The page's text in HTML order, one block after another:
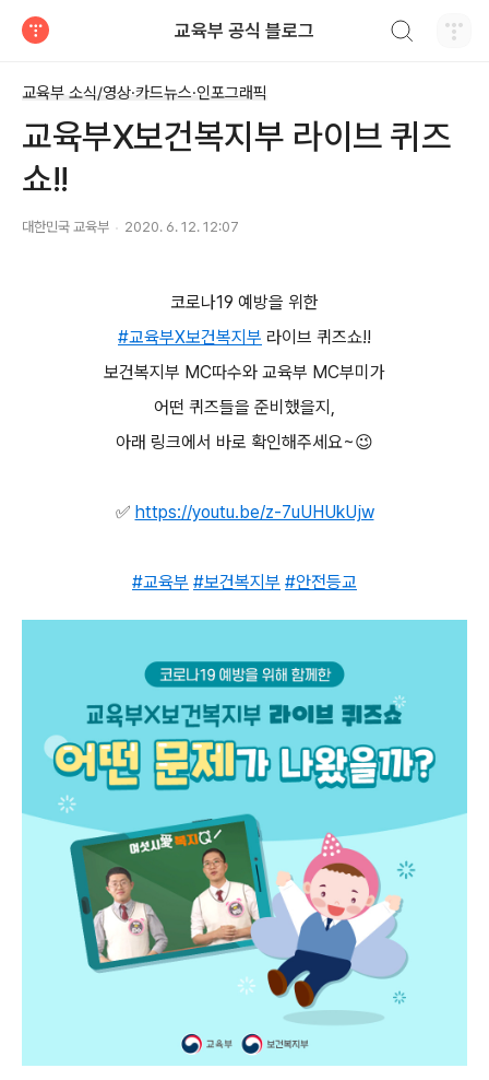
교육부 공식 블로그
교육부 소식/영상·카드뉴스·인포그래픽
교육부X보건복지부 라이브 퀴즈
쇼!!
대한민국 교육부 2020. 6. 12. 12:07
코로나19 예방을 위한
#교육부X보건복지부 라이브 퀴즈쇼!!
보건복지부 MC따수와 교육부 MC부미가
어떤 퀴즈들을 준비했을지,
아래 링크에서 바로 확인해주세요~😉
✅ https://youtu.be/z-7uUHUkUjw
#교육부 #보건복지부 #안전등교